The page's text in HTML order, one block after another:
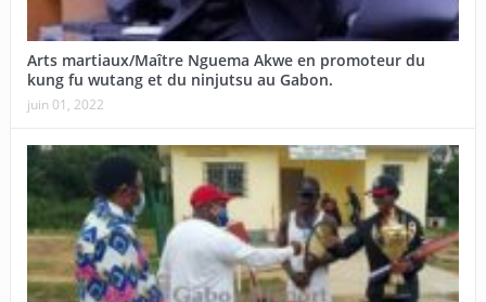
Arts martiaux/Maître Nguema Akwe en promoteur du
kung fu wutang et du ninjutsu au Gabon.
juin 01, 2022